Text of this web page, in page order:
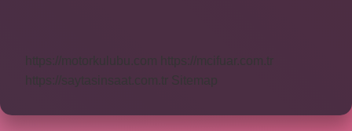
https://motorkulubu.com
https://mcifuar.com.tr
https://saytasinsaat.com.tr Sitemap